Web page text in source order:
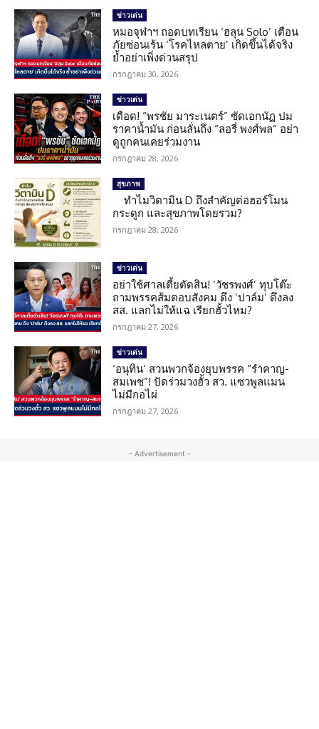
ข่าวเด่น
หมอจุฬาฯ ถอดบทเรียน ‘ฮลุน Solo’ เตือน
ภัยซ่อนเร้น ‘โรคไหลตาย’ เกิดขึ้นได้จริง
ย้ำอย่าเพิ่งด่วนสรุป
กรกฎาคม 30, 2026
ข่าวเด่น
เดือด! “พรชัย มาระเนตร์” ซัดเอกนัฏ ปม
ราคาน้ำมัน ก่อนลั่นถึง “ลอรี่ พงศ์พล” อย่า
ดูถูกคนเคยร่วมงาน
กรกฎาคม 28, 2026
สุขภาพ
ทำไมวิตามิน D ถึงสำคัญต่อฮอร์โมน
กระดูก และสุขภาพโดยรวม?
กรกฎาคม 28, 2026
ข่าวเด่น
อย่าใช้ศาลเตี้ยตัดสิน! ‘วัชรพงศ์’ ทุบโต๊ะ
ถามพรรคส้มตอบสังคม ดึง ‘ปาล์ม’ ดึงลง
สส. แลกไม่ให้แฉ เรียกฮั้วไหม?
กรกฎาคม 27, 2026
ข่าวเด่น
‘อนุทิน’ สวนพวกจ้องยุบพรรค “รำคาญ-
สมเพช”! ปัดร่วมวงฮั้ว สว. แซวพูลแมน
ไม่มีกอไผ่
กรกฎาคม 27, 2026
- Advertisement -